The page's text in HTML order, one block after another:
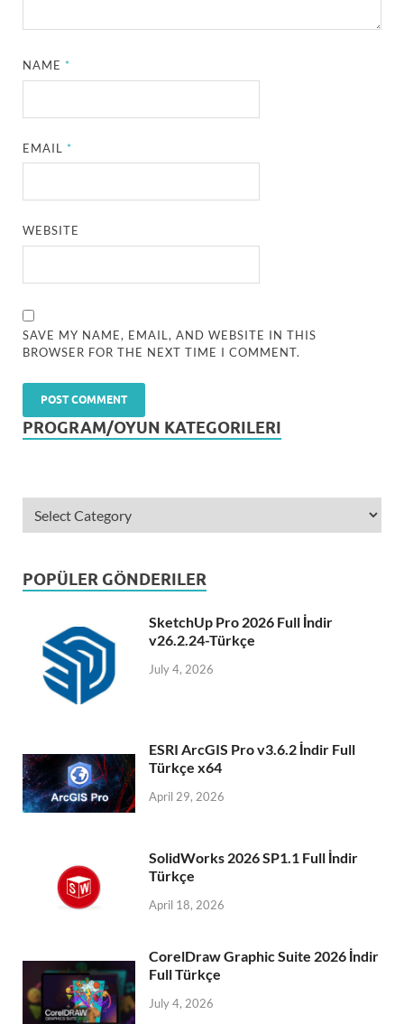
NAME*
EMAIL*
WEBSITE
SAVE MY NAME, EMAIL, AND WEBSITE IN THIS
BROWSER FOR THE NEXT TIME I COMMENT.
PROGRAM/OYUN KATEGORILERI
POPÜLER GÖNDERILER
SketchUp Pro 2026 Full İndir
v26.2.24-Türkçe
July 4, 2026
ESRI ArcGIS Pro v3.6.2 İndir Full
Türkçe x64
April 29, 2026
SolidWorks 2026 SP1.1 Full İndir
Türkçe
April 18, 2026
CorelDraw Graphic Suite 2026 İndir
Full Türkçe
July 4, 2026